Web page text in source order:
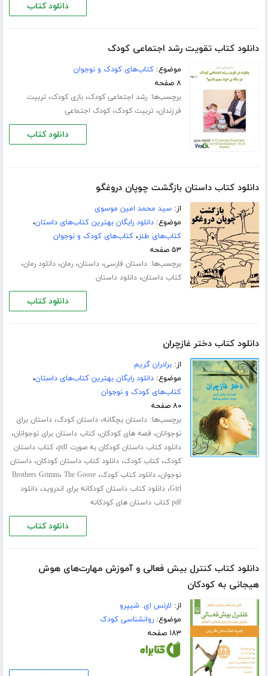
دانلود کتاب
دانلود کتاب تقویت رشد اجتماعی کودک
موضوع:کتاب‌های کودک و نوجوان
۸ صفحه
برچسب‌ها:رشد اجتماعی کودک،بازی کودک، تربیت
فرزندان، تربیت کودک،کودک اجتماعی
دانلود کتاب
دانلود کتاب داستان بازگشت چوپان دروغگو
از:سید محمد امین موسوی
موضوع:دانلود رایگان بهترین کتاب‌های داستان،
کتاب‌های طنز،کتاب‌های کودک و نوجوان
۵۳ صفحه
برچسب‌ها:داستان فارسی،داستان،رمان،دانلود رمان،
کتاب داستان،دانلود داستان
دانلود کتاب
دانلود کتاب دختر غازچران
از:برادران گریم
موضوع:دانلود رایگان بهترین کتاب‌های داستان،
کتاب‌های کودک و نوجوان
۸۰ صفحه
برچسب‌ها:داستان بچگانه،داستان کودک،داستان برای
نوجوانان، قصه های کودکان،کتاب داستان برای نوجوانان،
دانلود کتاب داستان کودکان به صورت pdf ،کتاب داستان
کودک،کتاب کودک،دانلود کتاب داستان کودکان،داستان
نوجوان،دانلود کتاب کودک، Brothers Grimm، The Goose
Girl،دانلود کتاب داستان کودکانه برای اندروید،دانلود
pdf کتاب داستان های کودکانه
دانلود کتاب
دانلود کتاب کنترل بیش فعالی و آموزش مهارت‌های هوش
هیجانی به کودکان
از: لارنس ای. شیپرو
موضوع:روانشناسی کودک
۱۸۳ صفحه